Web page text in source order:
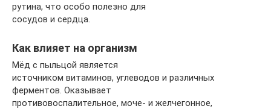
рутина, что особо полезно для
сосудов и сердца.
Как влияет на организм
Мёд с пыльцой является
источником витаминов, углеводов и различных
ферментов. Оказывает
противовоспалительное, моче- и желчегонное,